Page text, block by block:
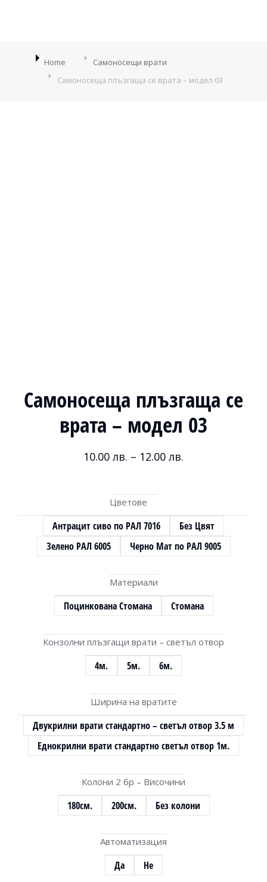
You are here:
Home
Самоносещи врати
Самоносеща плъзгаща се врата – модел 03
Самоносеща плъзгаща се
врата – модел 03
10.00 лв. – 12.00 лв.
Цветове
Антрацит сиво по РАЛ 7016
Без Цвят
Зелено РАЛ 6005
Черно Мат по РАЛ 9005
Материали
Поцинкована Стомана Стомана
Конзолни плъзгащи врати – светъл отвор
4м. 5м. 6м.
Ширина на вратите
Двукрилни врати стандартно – светъл отвор 3.5 м
Еднокрилни врати стандартно светъл отвор 1м.
Колони 2 бр – Височини
180см. 200см. Без колони
Автоматизация
Да Не